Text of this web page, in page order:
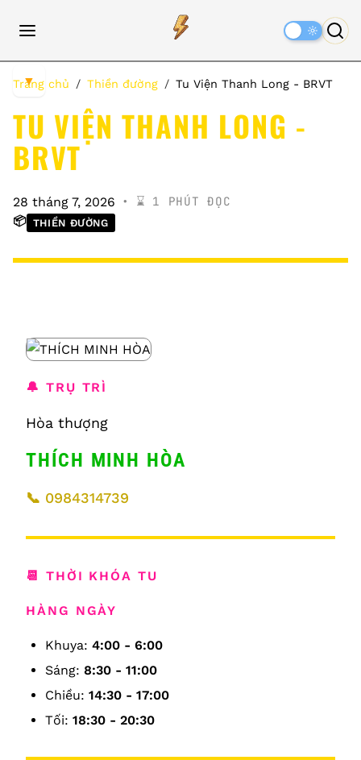
Trang chủ Thiền đường Tu Viện Thanh Long - BRVT
TU VIỆN THANH LONG -
BRVT
28 tháng 7, 2026 ⌛️ 1 PHÚT ĐỌC
📦 THIỀN ĐƯỜNG
🔔 TRỤ TRÌ
Hòa thượng
THÍCH MINH HÒA
📞 0984314739
📆 THỜI KHÓA TU
HÀNG NGÀY
Khuya: 4:00 - 6:00
Sáng: 8:30 - 11:00
Chiều: 14:30 - 17:00
Tối: 18:30 - 20:30
▼